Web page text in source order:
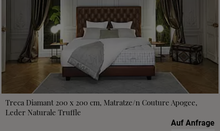
Treca Diamant 200 x 200 cm, Matratze/n Couture Apogee,
Leder Naturale Truffle
Auf Anfrage